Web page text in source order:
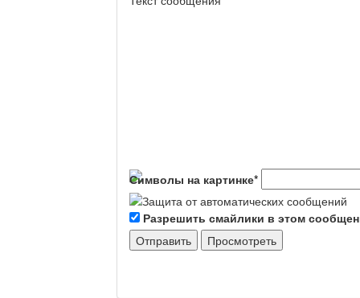
Символы на картинке*
Разрешить смайлики в этом